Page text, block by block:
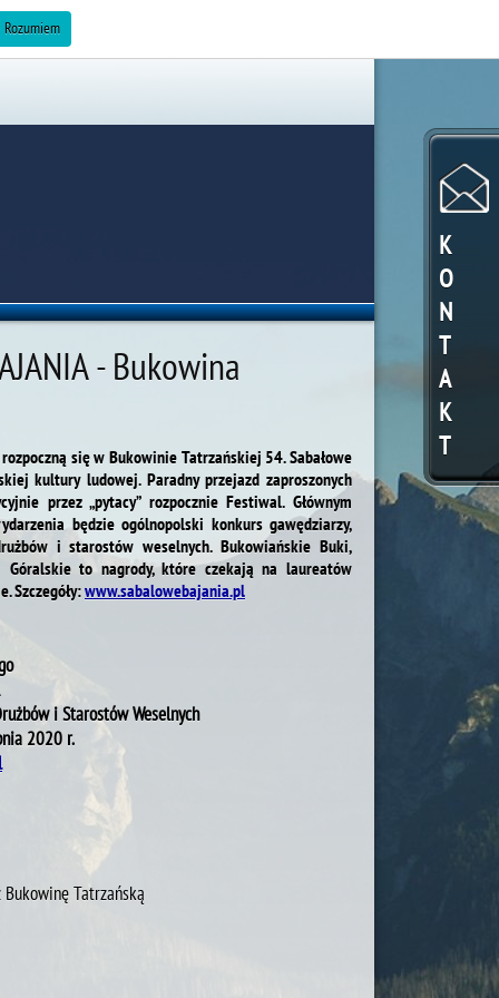
K
O
N
T
A
K
T
- Bukowina
się w Bukowinie Tatrzańskiej 54. Sabałowe
kultury ludowej. Paradny przejazd zaproszonych
przez „pytacy” rozpocznie Festiwal. Głównym
będzie ogólnopolski konkurs gawędziarzy,
i starostów weselnych. Bukowiańskie Buki,
Góralskie to nagrody, które czekają na laureatów
Szczegóły:www.sabalowebajania.pl
i Starostów Weselnych
2020 r.
Tatrzańską
Rozumiem